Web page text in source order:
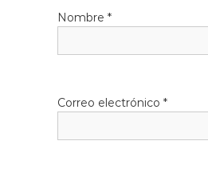
Nombre *
Correo electrónico *